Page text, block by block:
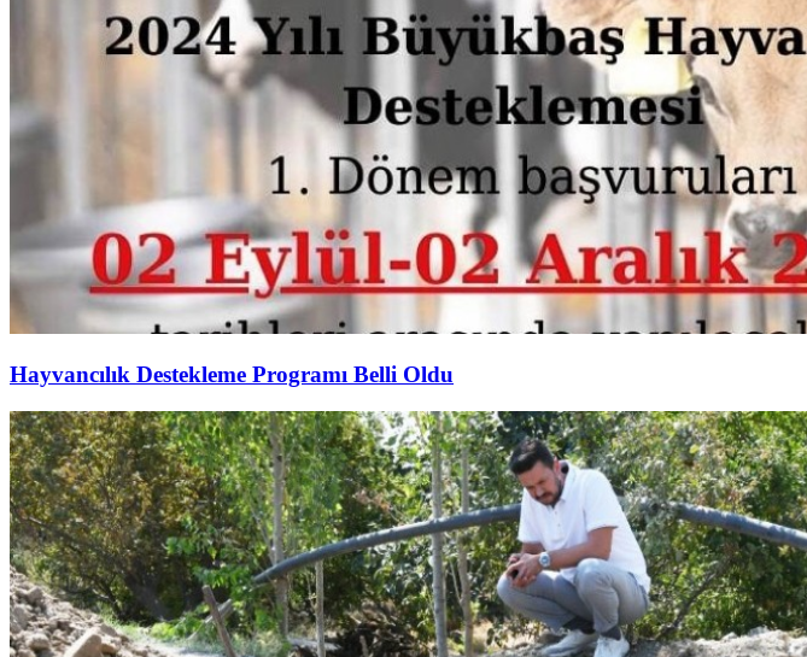
Hayvancılık Destekleme Programı Belli Oldu